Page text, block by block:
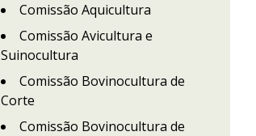
Comissão Aquicultura
Comissão Avicultura e
Suinocultura
Comissão Bovinocultura de
Corte
Comissão Bovinocultura de